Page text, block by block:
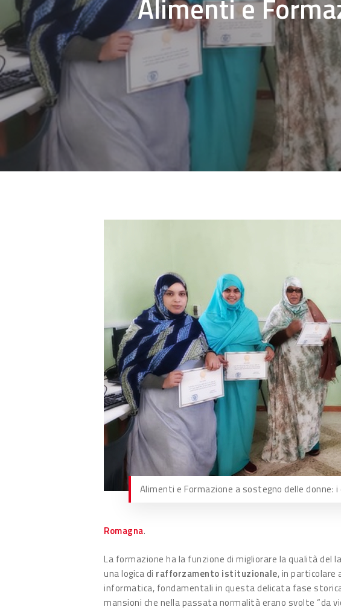
Hit enter to search or ESC to close
Alimenti e
Alimenti e Formazione a sostegno delle donne:
Romagna.
La formazione ha la funzione di migliorare la qualità
una logica di rafforzamento istituzionale, in
informatica, fondamentali in questa delicata fase
mansioni che nella passata normalità erano svolte “da